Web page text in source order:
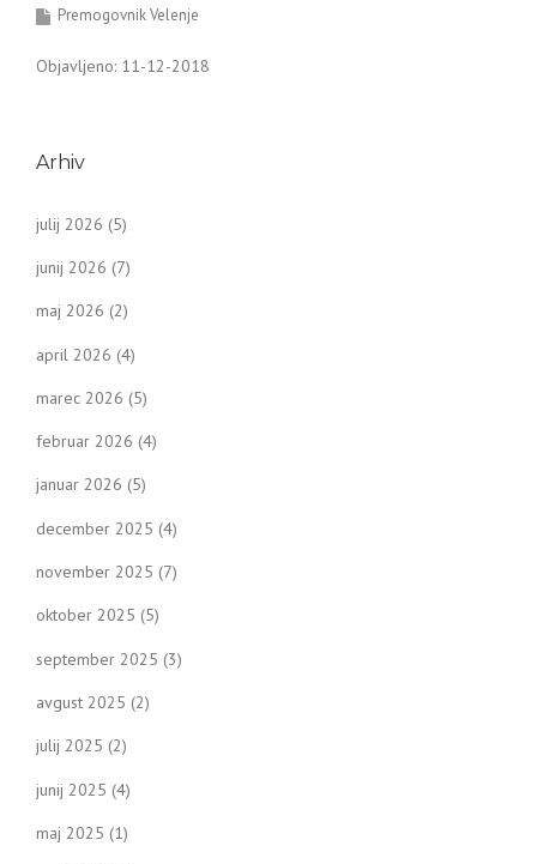
Premogovnik Velenje
Objavljeno: 11-12-2018
Arhiv
julij 2026 (5)
junij 2026 (7)
maj 2026 (2)
april 2026 (4)
marec 2026 (5)
februar 2026 (4)
januar 2026 (5)
december 2025 (4)
november 2025 (7)
oktober 2025 (5)
september 2025 (3)
avgust 2025 (2)
julij 2025 (2)
junij 2025 (4)
maj 2025 (1)